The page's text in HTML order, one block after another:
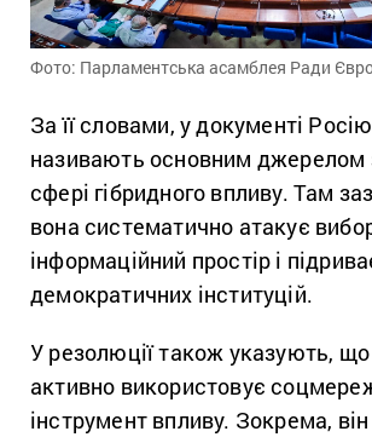
Фото: Парламентська асамблея Ради
За її словами, у документі
називають основним джерелом
сфері гібридного впливу. Там
вона систематично атакує
інформаційний простір і
демократичних інституцій.
У резолюції також указують,
активно використовує
інструмент впливу. Зокрема,